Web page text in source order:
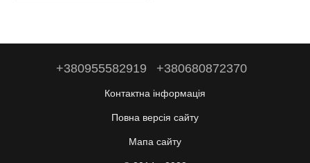
+380955582919 +380680872370
Контактна інформація
Повна версія сайту
Мапа сайту